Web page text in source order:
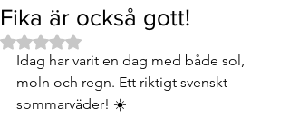
Fika är också gott!
Betygsatt till NaN av 5 stjärnor.
Idag har varit en dag med både sol,
moln och regn. Ett riktigt svenskt
sommarväder! ☀️